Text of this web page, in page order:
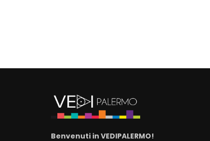
Benvenuti in VEDIPALERMO!